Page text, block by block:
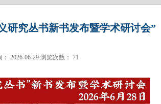
研究丛书新书发布暨学术研讨会”
2026-06-29 浏览次数： 71